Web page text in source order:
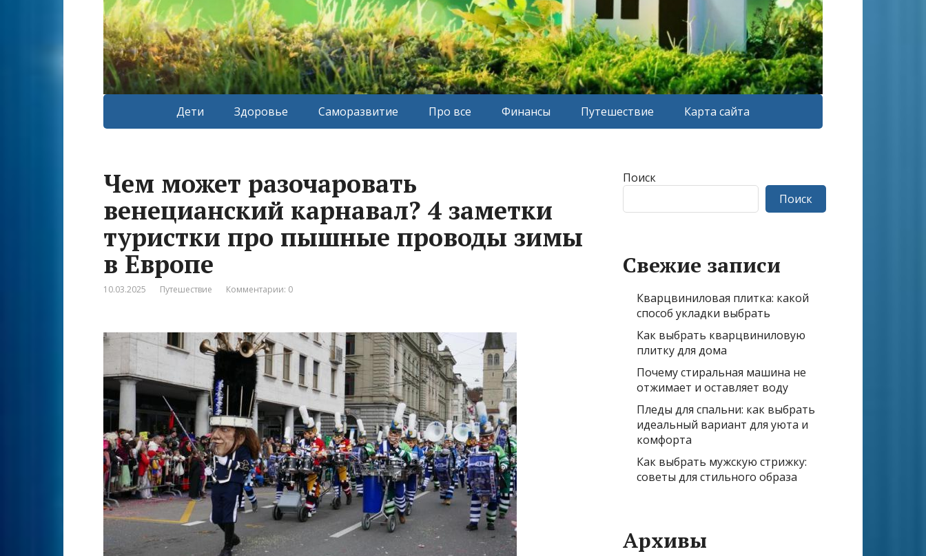
Дети Здоровье Саморазвитие Про все Финансы Путешествие Карта сайта
Чем может разочаровать
венецианский карнавал? 4 заметки
туристки про пышные проводы зимы
в Европе
10.03.2025 Путешествие Комментарии: 0
Поиск
Поиск
Свежие записи
Кварцвиниловая плитка: какой
способ укладки выбрать
Как выбрать кварцвиниловую
плитку для дома
Почему стиральная машина не
отжимает и оставляет воду
Пледы для спальни: как выбрать
идеальный вариант для уюта и
комфорта
Как выбрать мужскую стрижку:
советы для стильного образа
Архивы